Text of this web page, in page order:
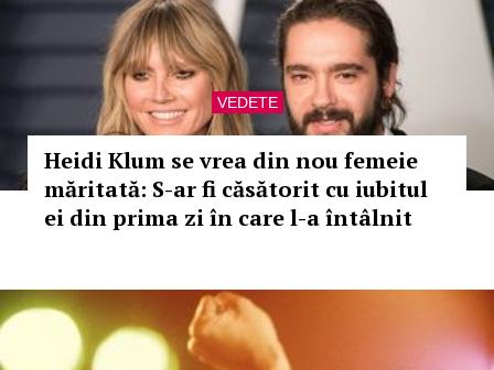
VEDETE
Heidi Klum se vrea din nou femeie
măritată: S-ar fi căsătorit cu iubitul
ei din prima zi în care l-a întâlnit